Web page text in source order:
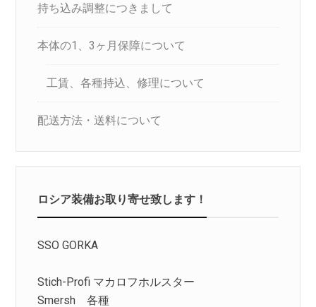
持ち込み調整につきまして
本体の1、3ヶ月保障について
工賃、各種持込、修理について
配送方法・送料について
ロシア装備お取り寄せ致します！
SSO GORKA
Stich-Profi マカロフホルスター
Smersh 各種